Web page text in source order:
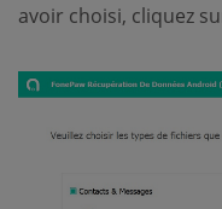
avoir choisi, cliquez